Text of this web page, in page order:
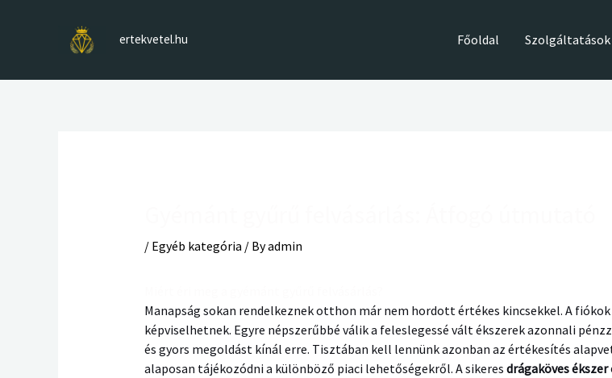
ertekvetel.hu Főoldal Szolgáltatások
/ Egyéb kategória / Byadmin
Manapság sokan rendelkeznek otthon már nem hordott értékes kincsekkel. A
képviselhetnek. Egyre népszerűbbé válik a feleslegessé vált ékszerek azonnali
és gyors megoldást kínál erre. Tisztában kell lennünk azonban az értékesítés
alaposan tájékozódni a különböző piaci lehetőségekről. A sikeres drágaköves ékszer